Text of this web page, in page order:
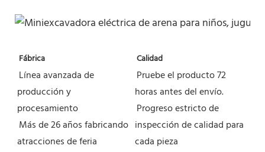
Fábrica
Línea avanzada de
producción y
procesamiento
Más de 26 años fabricando
atracciones de feria
Calidad
Pruebe el producto 72
horas antes del envío.
Progreso estricto de
inspección de calidad para
cada pieza